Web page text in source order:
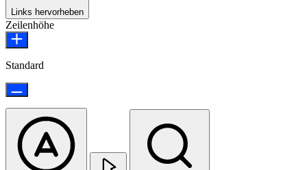
Links hervorheben
Zeilenhöhe
Standard